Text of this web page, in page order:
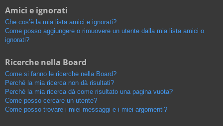
Amici e ignorati
Che cos’è la mia lista amici e ignorati?
Come posso aggiungere o rimuovere un utente dalla mia lista amici o
ignorati?
Ricerche nella Board
Come si fanno le ricerche nella Board?
Perché la mia ricerca non dà risultati?
Perché la mia ricerca dà come risultato una pagina vuota?
Come posso cercare un utente?
Come posso trovare i miei messaggi e i miei argomenti?